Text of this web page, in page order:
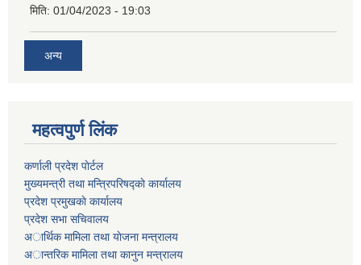
मिति: 01/04/2023 - 19:03
अन्य
महत्वपुर्ण लिंक
कर्णाली प्रदेश पाेर्टल
मुख्यमन्त्री तथा मन्त्रिपरिषद्काे कार्यालय
प्रदेश प्रमुखकाे कार्यालय
प्रदेश सभा सचिवालय
अार्थिक मामिला तथा याेजना मन्त्रालय
अान्तरिक मामिला तथा कानुन मन्त्रालय